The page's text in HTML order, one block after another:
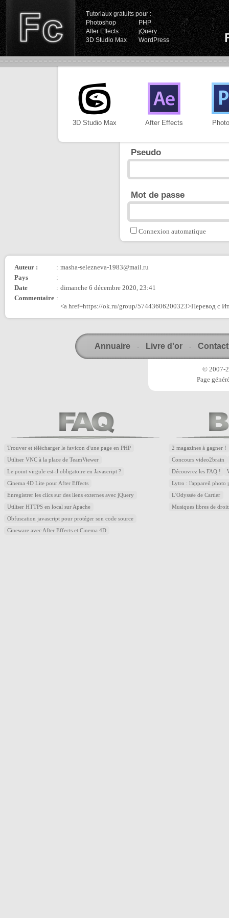
Tutoriaux gratuits pour :
Photoshop
PHP
After Effects
jQuery
3D Studio Max
WordPress
3D Studio Max After Effects
Pseudo
Mot de passe
Connexion automatique
Auteur : : masha-selezneva-1983@mail.ru
Pays
:
Date
: dimanche 6 décembre 2020, 23:41
Commentaire :
<a href=https://ok.ru/group/57443606200323>Перевод с
Annuaire - Livre d'or - Contact
© 2007-
Page
Trouver et télécharger le favicon d'une page en PHP
Utiliser VNC à la place de TeamViewer
Le point virgule est-il obligatoire en Javascript ?
Cinema 4D Lite pour After Effects
Enregistrer les clics sur des liens externes avec jQuery
Utiliser HTTPS en local sur Apache
Obfuscation javascript pour protéger son code source
Cineware avec After Effects et Cinema 4D
2 magazines à gagner !
Concours video2brain
Découvrez les FAQ !
Lytro : l'appareil photo
L'Odyssée de Cartier
Musiques libres de